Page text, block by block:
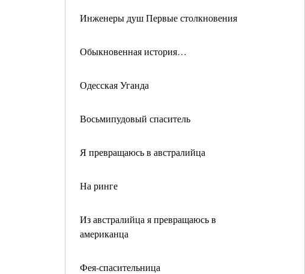
Инженеры душ Первые столкновения
Обыкновенная история…
Одесская Уганда
Восьмипудовый спаситель
Я превращаюсь в австралийца
На ринге
Из австралийца я превращаюсь в
американца
Фея-спасительница